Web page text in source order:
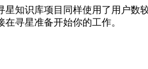
星知识库项目同样使用了用户数
寻星准备开始你的工作。